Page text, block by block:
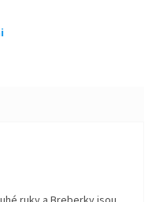
5 hvězdiček.